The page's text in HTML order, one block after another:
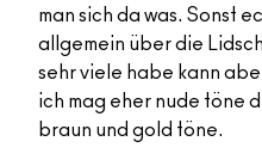
man sich da was. Sonst
allgemein über die
sehr viele habe kann
ich mag eher nude töne
braun und gold töne.